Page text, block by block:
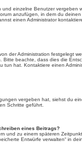
einzelne Benutzer vergeben
anzufügen, in dem du
einen Administrator
der Administration festgelegt
beachte, dass dies die
tun hat. Kontaktiere einen
vergeben hat, siehst du
Schritte geführt.
eines Beitrags?
und zu einem späteren
Entwürfe verwalten“ in